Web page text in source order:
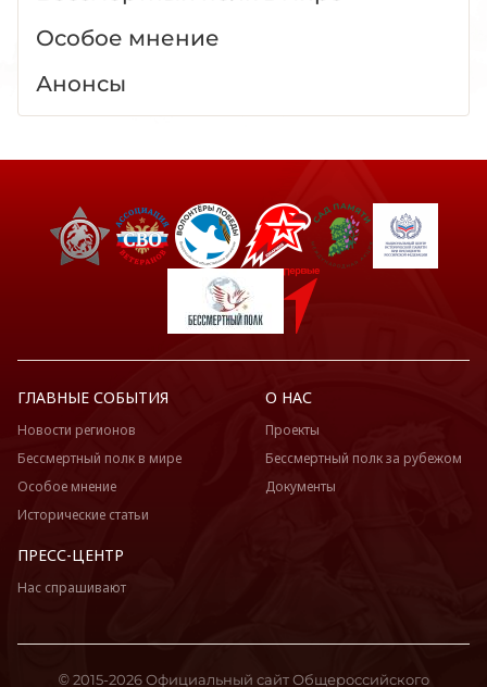
Особое мнение
Анонсы
ГЛАВНЫЕ СОБЫТИЯ
Новости регионов
Бессмертный полк в мире
Особое мнение
Исторические статьи
О НАС
Проекты
Бессмертный полк за рубежом
Документы
ПРЕСС-ЦЕНТР
Нас спрашивают
© 2015-2026 Официальный сайт Общероссийского